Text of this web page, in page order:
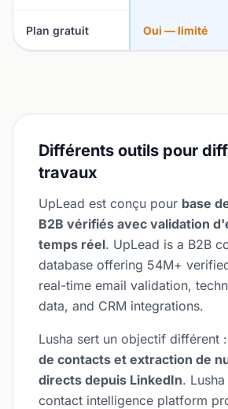
Plan gratuit Oui — limité
Différents outils pour
travaux
UpLead est conçu pour base
B2B vérifiés avec validation
temps réel. UpLead is a B2B
database offering 54M+
real-time email validation,
data, and CRM integrations.
Lusha sert un objectif différent :
de contacts et extraction de
directs depuis LinkedIn.
contact intelligence platform